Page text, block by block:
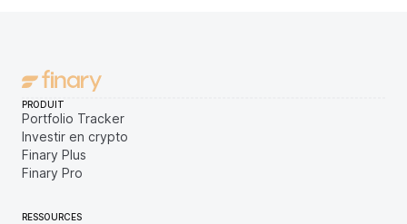
PRODUIT
Portfolio Tracker
Investir en crypto
Finary Plus
Finary Pro
RESSOURCES